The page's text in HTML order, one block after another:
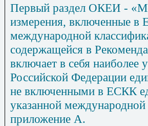
Первый раздел ОКЕИ -
измерения, включенные в
международной
содержащейся в
включает в себя наиболее
Российской Федерации
не включенными в ЕСКК
указанной
приложение А.